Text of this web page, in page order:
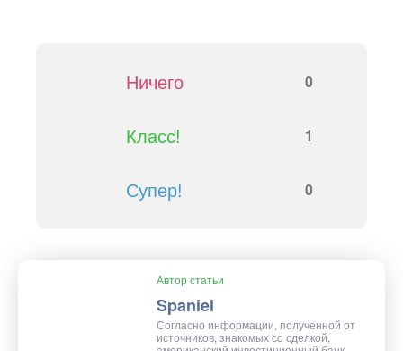
Ничего 0
Класс! 1
Супер! 0
Автор статьи
Spaniel
Согласно информации, полученной от
источников, знакомых со сделкой,